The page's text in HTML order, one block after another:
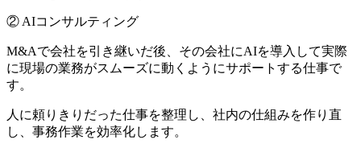
② AIコンサルティング
M&Aで会社を引き継いだ後、その会社にAIを導入して実際
に現場の業務がスムーズに動くようにサポートする仕事で
す。
人に頼りきりだった仕事を整理し、社内の仕組みを作り直
し、事務作業を効率化します。